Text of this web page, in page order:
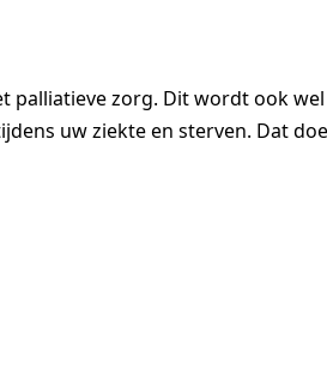
zorg. Dit wordt ook
uw ziekte en sterven. Dat